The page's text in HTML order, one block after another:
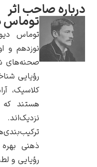
پیر آگوست رنوآر
اثر
توماس دیوینگ
توماس دیوینگ نقاش
نوزدهم و اوایل قرن
صحنه‌های شاعرانه از زنان
رؤیایی شناخته می‌شود. آثار
کلاسیک، آرامش بصری و
هستند که بیشتر به
نزدیک‌اند. او از
ترکیب‌بندی‌های مینیمال
ذهنی بهره می‌برد. فضای
رؤیایی و لطیف است. این